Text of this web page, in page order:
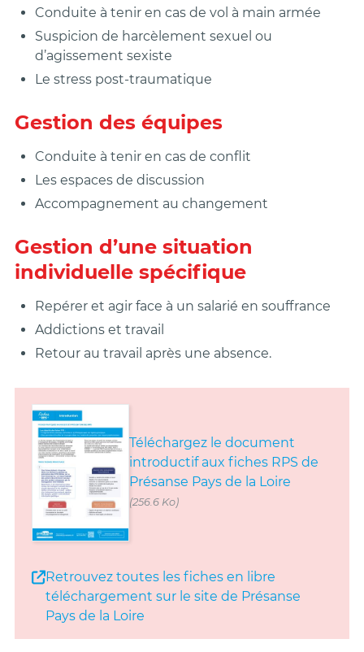
Conduite à tenir en cas de vol à main armée
Suspicion de harcèlement sexuel ou
d’agissement sexiste
Le stress post-traumatique
Gestion des équipes
Conduite à tenir en cas de conflit
Les espaces de discussion
Accompagnement au changement
Gestion d’une situation
individuelle spécifique
Repérer et agir face à un salarié en souffrance
Addictions et travail
Retour au travail après une absence.
Téléchargez le document
introductif aux fiches RPS de
Présanse Pays de la Loire
(256.6 Ko)
Retrouvez toutes les fiches en libre
téléchargement sur le site de Présanse
Pays de la Loire